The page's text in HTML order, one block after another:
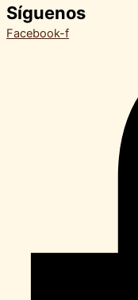
Síguenos
Facebook-f